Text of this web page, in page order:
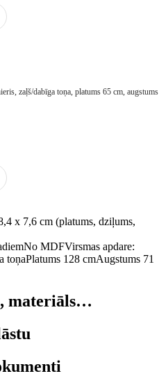
zaļš/dabīga toņa, platums 65 cm, augstums
x 7,6 cm (platums, dziļums,
No MDFVirsmas apdare:
toņaPlatums 128 cmAugstums 71
materiāls…